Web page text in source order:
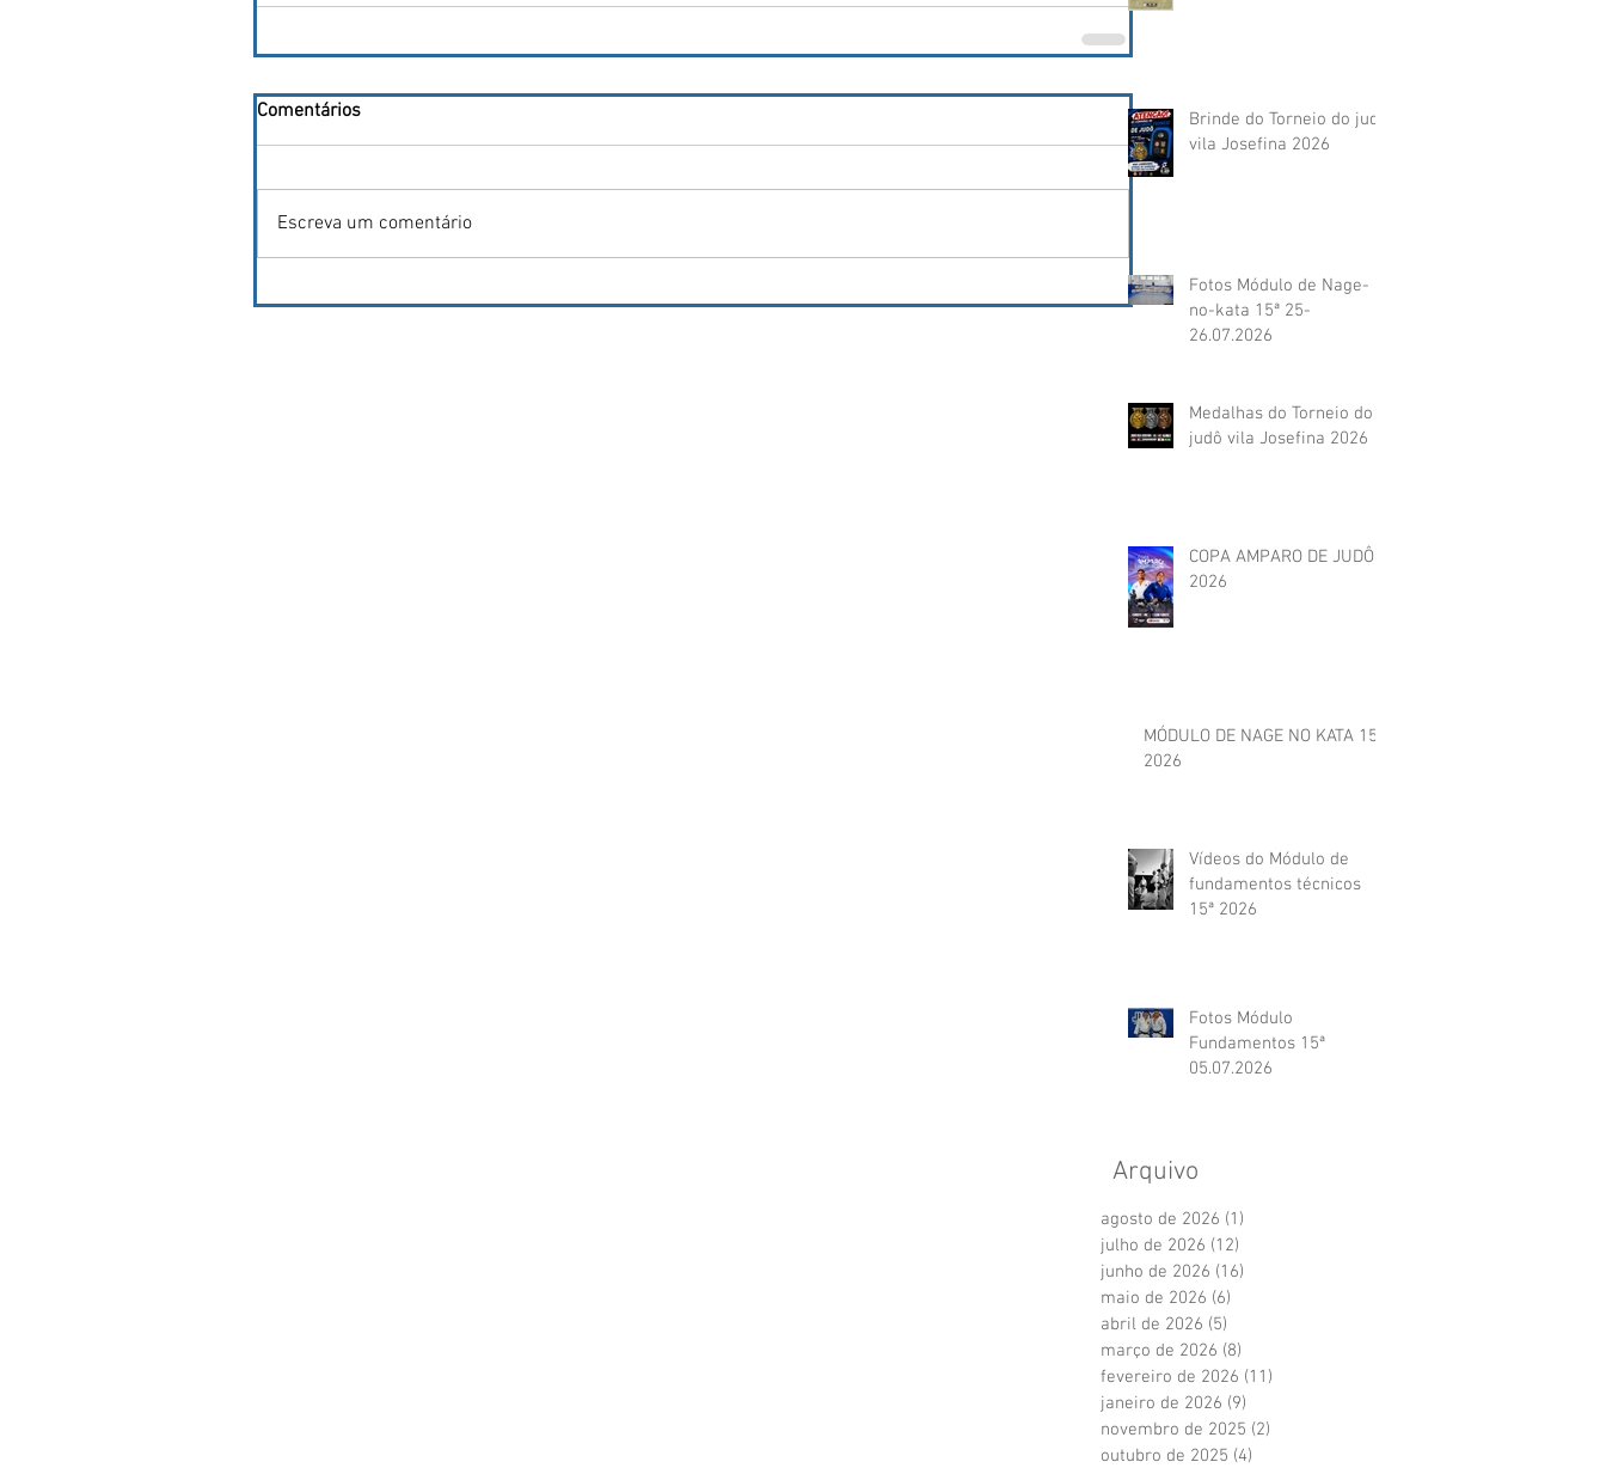
Comentários
Escreva um comentário
Brinde do Torneio do judô
vila Josefina 2026
Fotos Módulo de Nage-
no-kata 15ª 25-
26.07.2026
Medalhas do Torneio do
judô vila Josefina 2026
COPA AMPARO DE JUDÔ
2026
MÓDULO DE NAGE NO KATA 15ª
2026
Vídeos do Módulo de
fundamentos técnicos
15ª 2026
Fotos Módulo
Fundamentos 15ª
05.07.2026
Arquivo
agosto de 2026 (1)
julho de 2026 (12)
junho de 2026 (16)
maio de 2026 (6)
abril de 2026 (5)
março de 2026 (8)
fevereiro de 2026 (11)
janeiro de 2026 (9)
novembro de 2025 (2)
outubro de 2025 (4)